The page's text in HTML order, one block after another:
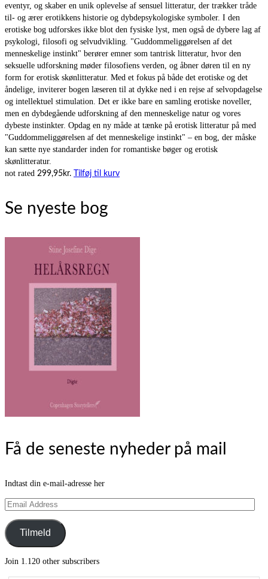
eventyr, og skaber en unik oplevelse af sensuel litteratur, der trækker tråde
til- og ærer erotikkens historie og dybdepsykologiske symboler. I den
erotiske bog udforskes ikke blot den fysiske lyst, men også de dybere lag af
psykologi, filosofi og selvudvikling. "Guddommeliggørelsen af det
menneskelige instinkt" berører emner som tantrisk litteratur, hvor den
seksuelle udforskning møder filosofiens verden, og åbner døren til en ny
form for erotisk skønlitteratur. Med et fokus på både det erotiske og det
åndelige, inviterer bogen læseren til at dykke ned i en rejse af selvopdagelse
og intellektuel stimulation. Det er ikke bare en samling erotiske noveller,
men en dybdegående udforskning af den menneskelige natur og vores
dybeste instinkter. Opdag en ny måde at tænke på erotisk litteratur på med
"Guddommeliggørelsen af det menneskelige instinkt" – en bog, der måske
kan sætte nye standarder inden for romantiske bøger og erotisk
skønlitteratur.
not rated 299,95kr. Tilføj til kurv
Se nyeste bog
Få de seneste nyheder på mail
Indtast din e-mail-adresse her
Email
Tilmeld
Join 1.120 other subscribers